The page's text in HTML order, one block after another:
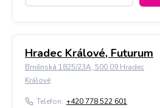
Hradec Králové, Futurum
Brněnská 1825/23A, 500 09 Hradec
Králové
Telefon: +420 778 522 601